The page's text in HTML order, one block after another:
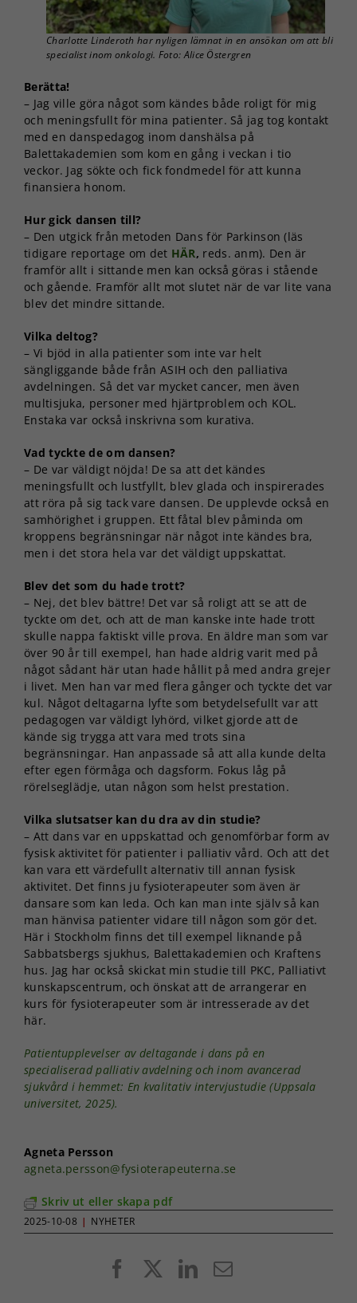
Charlotte Linderoth har nyligen lämnat in en ansökan om att bli
specialist inom onkologi. Foto: Alice Östergren
Berätta!
– Jag ville göra något som kändes både roligt för mig
och meningsfullt för mina patienter. Så jag tog kontakt
med en danspedagog inom danshälsa på
Balettakademien som kom en gång i veckan i tio
veckor. Jag sökte och fick fondmedel för att kunna
finansiera honom.
Hur gick dansen till?
– Den utgick från metoden Dans för Parkinson (läs
tidigare reportage om det HÄR, reds. anm). Den är
framför allt i sittande men kan också göras i stående
och gående. Framför allt mot slutet när de var lite vana
blev det mindre sittande.
Vilka deltog?
– Vi bjöd in alla patienter som inte var helt
sängliggande både från ASIH och den palliativa
avdelningen. Så det var mycket cancer, men även
multisjuka, personer med hjärtproblem och KOL.
Enstaka var också inskrivna som kurativa.
Vad tyckte de om dansen?
– De var väldigt nöjda! De sa att det kändes
meningsfullt och lustfyllt, blev glada och inspirerades
att röra på sig tack vare dansen. De upplevde också en
samhörighet i gruppen. Ett fåtal blev påminda om
kroppens begränsningar när något inte kändes bra,
men i det stora hela var det väldigt uppskattat.
Blev det som du hade trott?
– Nej, det blev bättre! Det var så roligt att se att de
tyckte om det, och att de man kanske inte hade trott
skulle nappa faktiskt ville prova. En äldre man som var
över 90 år till exempel, han hade aldrig varit med på
något sådant här utan hade hållit på med andra grejer
i livet. Men han var med flera gånger och tyckte det var
kul. Något deltagarna lyfte som betydelsefullt var att
pedagogen var väldigt lyhörd, vilket gjorde att de
kände sig trygga att vara med trots sina
begränsningar. Han anpassade så att alla kunde delta
efter egen förmåga och dagsform. Fokus låg på
rörelseglädje, utan någon som helst prestation.
Vilka slutsatser kan du dra av din studie?
– Att dans var en uppskattad och genomförbar form av
fysisk aktivitet för patienter i palliativ vård. Och att det
kan vara ett värdefullt alternativ till annan fysisk
aktivitet. Det finns ju fysioterapeuter som även är
dansare som kan leda. Och kan man inte själv så kan
man hänvisa patienter vidare till någon som gör det.
Här i Stockholm finns det till exempel liknande på
Sabbatsbergs sjukhus, Balettakademien och Kraftens
hus. Jag har också skickat min studie till PKC, Palliativt
kunskapscentrum, och önskat att de arrangerar en
kurs för fysioterapeuter som är intresserade av det
här.
Patientupplevelser av deltagande i dans på en
specialiserad palliativ avdelning och inom avancerad
sjukvård i hemmet: En kvalitativ intervjustudie (Uppsala
universitet, 2025).
Agneta Persson
agneta.persson@fysioterapeuterna.se
Skriv ut eller skapa pdf
2025-10-08 | NYHETER
FacebookLinkedIn
E-